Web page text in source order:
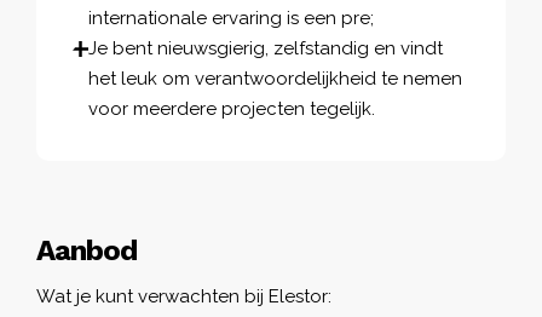
Aanbod
Wat je kunt verwachten bij Elestor:
internationale ervaring is een pre;
Je bent nieuwsgierig, zelfstandig en vindt
het leuk om verantwoordelijkheid te nemen
voor meerdere projecten tegelijk.